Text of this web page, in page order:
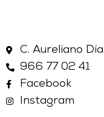
C. Aureliano
966 77 02 41
Facebook
Instagram